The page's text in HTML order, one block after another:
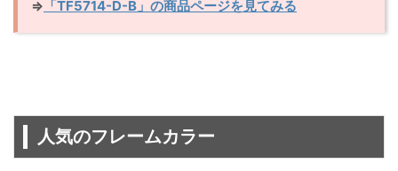
⇒ 「TF5714-D-B」の商品ページを見てみる
人気のフレームカラー